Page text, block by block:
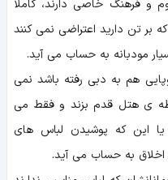
و فرهنگ خاصی دارند، کاملا
بر تن دارید اعتراضی نمی کنند
مودبانه به حساب می آید.
هم به دبی رفته باشد نمی
ی هتل قدم بزند و فقط می
این که پوشیدن لباس های
اخلاق به حساب می آید.